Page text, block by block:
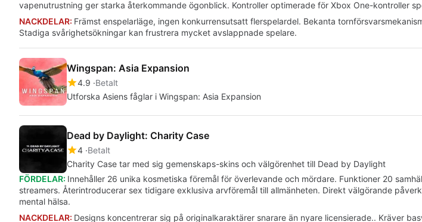
vapenutrustning ger starka återkommande ögonblick. Kontroller optimerade för Xbox One-kontroller
NACKDELAR: Främst enspelarläge, ingen konkurrensutsatt flerspelardel. Bekanta
Stadiga svårighetsökningar kan frustrera mycket avslappnade spelare.
Wingspan: Asia Expansion
4.9 Betalt
Utforska Asiens fåglar i Wingspan: Asia Expansion
Dead by Daylight: Charity Case
4 Betalt
Charity Case tar med sig gemenskaps-skins och välgörenhet till Dead by Daylight
FÖRDELAR: Innehåller 26 unika kosmetiska föremål för överlevande och mördare. Funktioner 20
streamers. Återintroducerar sex tidigare exklusiva arvföremål till allmänheten. Direkt välgörande
mental hälsa.
NACKDELAR: Designs koncentrerar sig på originalkaraktärer snarare än nyare licensierade.. Kräver